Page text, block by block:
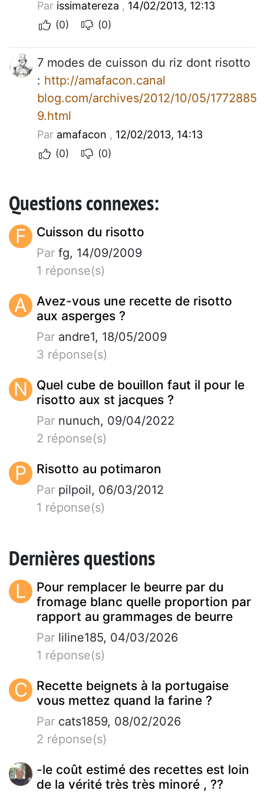
Par issimatereza , 14/02/2013, 12:13
(0)
(0)
7 modes de cuisson du riz dont risotto
: http://amafacon.canal
blog.com/archives/2012/10/05/1772885
9.html
Par amafacon , 12/02/2013, 14:13
(0)
(0)
Questions connexes:
F Cuisson du risotto
Par fg, 14/09/2009
1 réponse(s)
A
Avez-vous une recette de risotto
aux asperges ?
Par andre1, 18/05/2009
3 réponse(s)
N
Quel cube de bouillon faut il pour le
risotto aux st jacques ?
Par nunuch, 09/04/2022
2 réponse(s)
P Risotto au potimaron
Par pilpoil, 06/03/2012
1 réponse(s)
Dernières questions
L
Pour remplacer le beurre par du
fromage blanc quelle proportion par
rapport au grammages de beurre
Par liline185, 04/03/2026
1 réponse(s)
C
Recette beignets à la portugaise
vous mettez quand la farine ?
Par cats1859, 08/02/2026
2 réponse(s)
-le coût estimé des recettes est loin
de la vérité très très minoré , ??